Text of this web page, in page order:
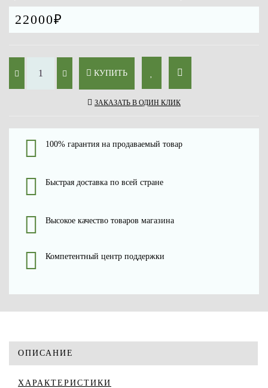
22000₽
КУПИТЬ
ЗАКАЗАТЬ В ОДИН КЛИК
100% гарантия на продаваемый товар
Быстрая доставка по всей стране
Высокое качество товаров магазина
Компетентный центр поддержки
ОПИСАНИЕ
ХАРАКТЕРИСТИКИ